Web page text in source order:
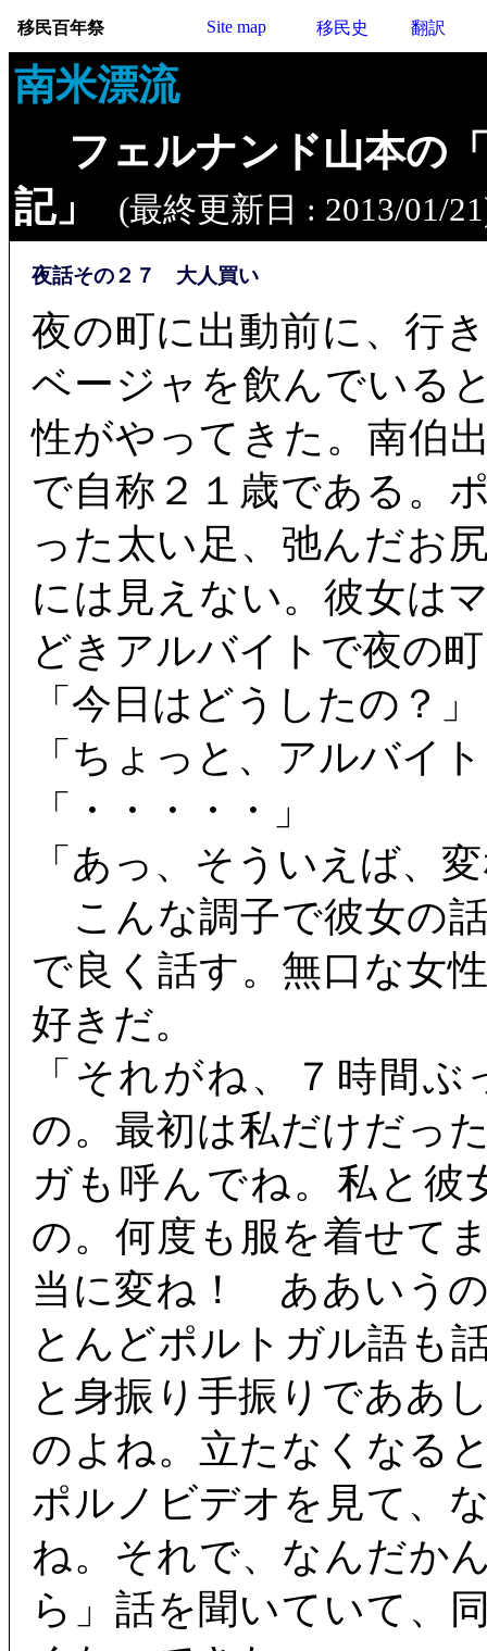
移民百年祭 Site map 移民史 翻訳
南米漂流
フェルナンド山本の
記」
(最終更新日 : 2013/01/
夜話その２７ 大人買い
夜の町に出動前に、行
ベージャを飲んでいる
性がやってきた。南伯
で自称２１歳である。
った太い足、弛んだお
には見えない。彼女は
どきアルバイトで夜の
「今日はどうしたの？」
「ちょっと、アルバイ
「・・・・・」
「あっ、そういえば、
こんな調子で彼女の
で良く話す。無口な女
好きだ。
「それがね、７時間
の。最初は私だけだっ
ガも呼んでね。私と
の。何度も服を着せて
当に変ね！ ああいう
とんどポルトガル語も
と身振り手振りでああ
のよね。立たなくなる
ポルノビデオを見て、
ね。それで、なんだか
ら」話を聞いていて、